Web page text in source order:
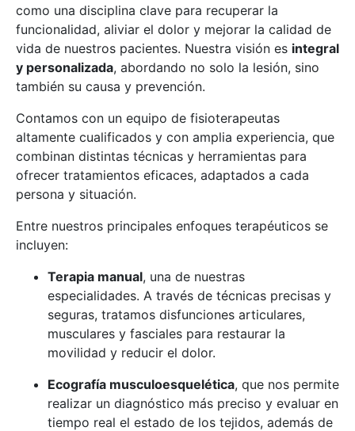
como una disciplina clave para recuperar la
funcionalidad, aliviar el dolor y mejorar la calidad de
vida de nuestros pacientes. Nuestra visión es integral
y personalizada, abordando no solo la lesión, sino
también su causa y prevención.
Contamos con un equipo de fisioterapeutas
altamente cualificados y con amplia experiencia, que
combinan distintas técnicas y herramientas para
ofrecer tratamientos eficaces, adaptados a cada
persona y situación.
Entre nuestros principales enfoques terapéuticos se
incluyen:
Terapia manual, una de nuestras
especialidades. A través de técnicas precisas y
seguras, tratamos disfunciones articulares,
musculares y fasciales para restaurar la
movilidad y reducir el dolor.
Ecografía musculoesquelética, que nos permite
realizar un diagnóstico más preciso y evaluar en
tiempo real el estado de los tejidos, además de